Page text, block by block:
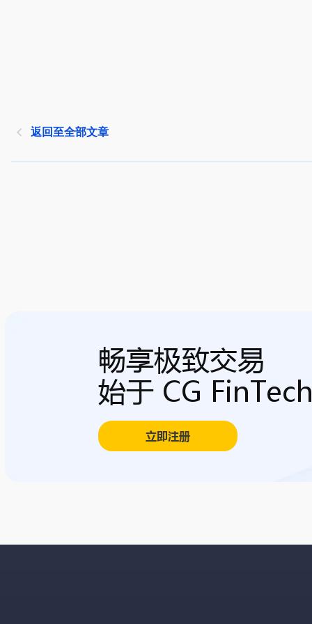
返回至全部文章
畅享极致交易
始于 CG
立即注册